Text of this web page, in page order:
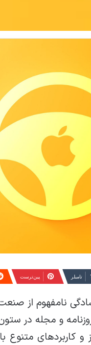
‫تامبلر ‫پین‌ترست
نامفهوم از
و مجله در
کاربردهای متنوع